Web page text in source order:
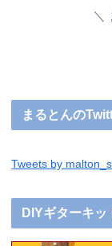
まるとんの
Tweets by
DIYギターキッ